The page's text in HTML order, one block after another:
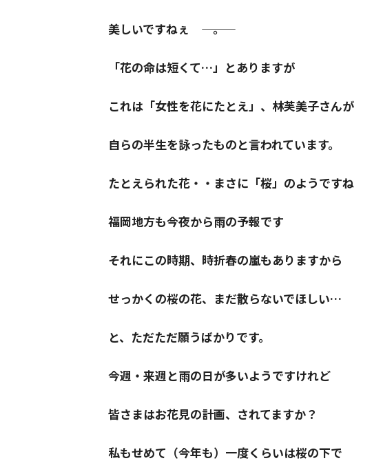
美しいですねぇ ――― 。
「花の命は短くて…」とありますが
これは「女性を花にたとえ」、林芙美子さんが
自らの半生を詠ったものと言われています。
たとえられた花・・まさに「桜」のようですね
福岡地方も今夜から雨の予報です
それにこの時期、時折春の嵐もありますから
せっかくの桜の花、まだ散らないでほしい…
と、ただただ願うばかりです。
今週・来週と雨の日が多いようですけれど
皆さまはお花見の計画、されてますか？
私もせめて（今年も）一度くらいは桜の下で